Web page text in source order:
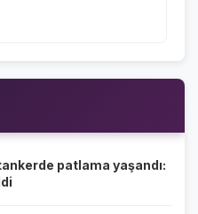
patlama yaşandı: